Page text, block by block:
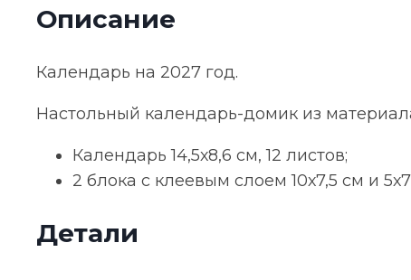
Описание
Календарь на 2027 год.
Настольный календарь-домик из
Календарь 14,5х8,6 см, 12 листов;
2 блока с клеевым слоем 10х7,5 см и
Детали